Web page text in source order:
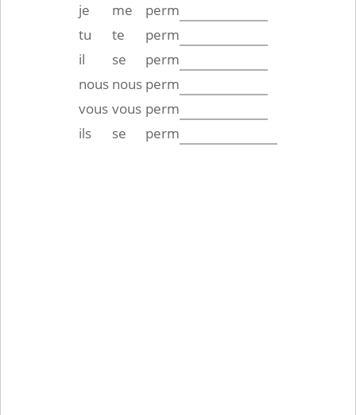
je me
perm
tu
te
perm
il
se
perm
nous nous perm
vous vous perm
ils
se perm